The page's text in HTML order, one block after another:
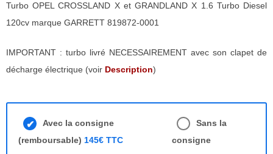
Turbo OPEL CROSSLAND X et GRANDLAND X 1.6 Turbo Diesel
120cv marque GARRETT 819872-0001
IMPORTANT : turbo livré NECESSAIREMENT avec son clapet de
décharge électrique (voir Description)
Avec la consigne
(remboursable) 145€ TTC
Sans la
consigne